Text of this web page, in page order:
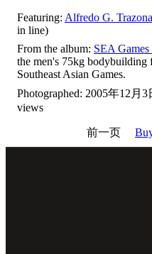
Featuring: Alfredo G. Trazona
in line)
From the album: SEA
the men's 75kg
Southeast Asian Games.
Photographed: 2005年12月
views
前一页